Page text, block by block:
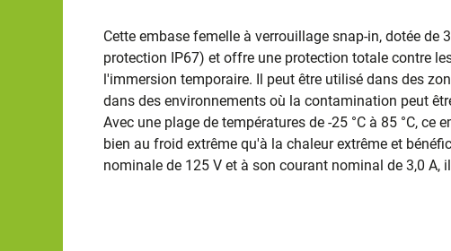
Cette embase femelle à verrouillage snap-in, dotée de
protection IP67) et offre une protection totale contre
l'immersion temporaire. Il peut être utilisé dans des
dans des environnements où la contamination peut
Avec une plage de températures de -25 °C à 85 °C,
bien au froid extrême qu'à la chaleur extrême et
nominale de 125 V et à son courant nominal de 3,0